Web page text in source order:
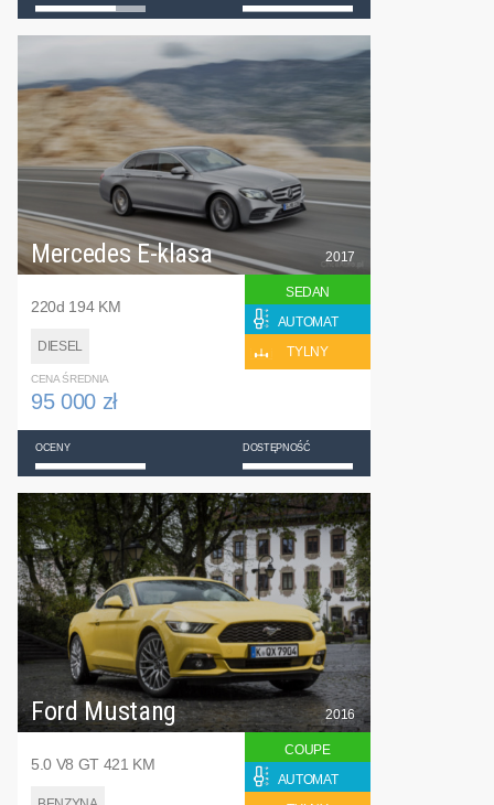
Mercedes E-klasa
220d 194 KM
DIESEL
2017
SEDAN
AUTOMAT
TYLNY
CENA ŚREDNIA
95 000 zł
OCENY DOSTĘPNOŚĆ
Ford Mustang
5.0 V8 GT 421 KM
2016
COUPE
AUTOMAT